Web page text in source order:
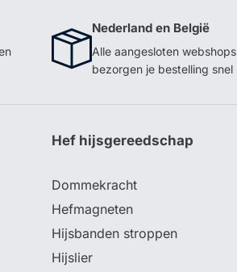
Nederland en België
Alle aangesloten webshops
bezorgen je bestelling snel
Hef hijsgereedschap
Dommekracht
Hefmagneten
Hijsbanden stroppen
Hijslier